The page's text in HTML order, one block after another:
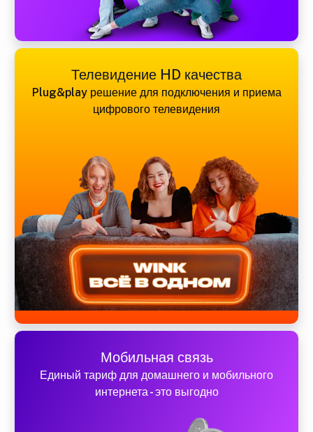
Телевидение HD качества
Plug&play решение для подключения и приема
цифрового телевидения
Мобильная связь
Единый тариф для домашнего и мобильного
интернета - это выгодно